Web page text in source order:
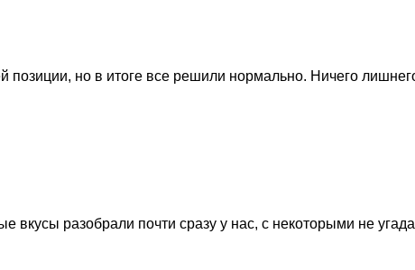
но в итоге все решили нормально. Ничего
вкусы разобрали почти сразу у нас, с некоторыми не